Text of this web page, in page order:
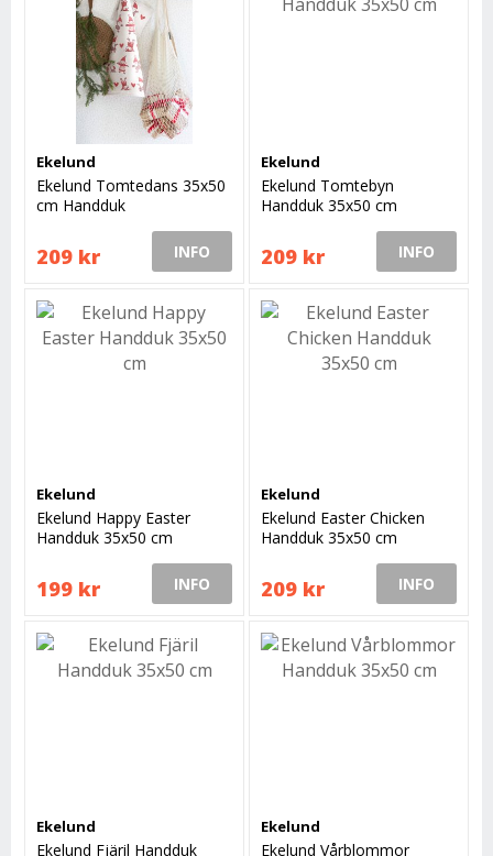
Ekelund
Ekelund Tomtedans 35x50
cm Handduk
209 kr INFO
Ekelund
Ekelund Tomtebyn
Handduk 35x50 cm
209 kr INFO
Ekelund
Ekelund Happy Easter
Handduk 35x50 cm
199 kr INFO
Ekelund
Ekelund Easter Chicken
Handduk 35x50 cm
209 kr INFO
Ekelund
Ekelund Fjäril Handduk
Ekelund
Ekelund Vårblommor